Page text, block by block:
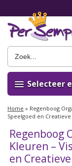
Selecteer
Home » Regenboog
Speelgoed en
Regenboog
Kleuren –
en